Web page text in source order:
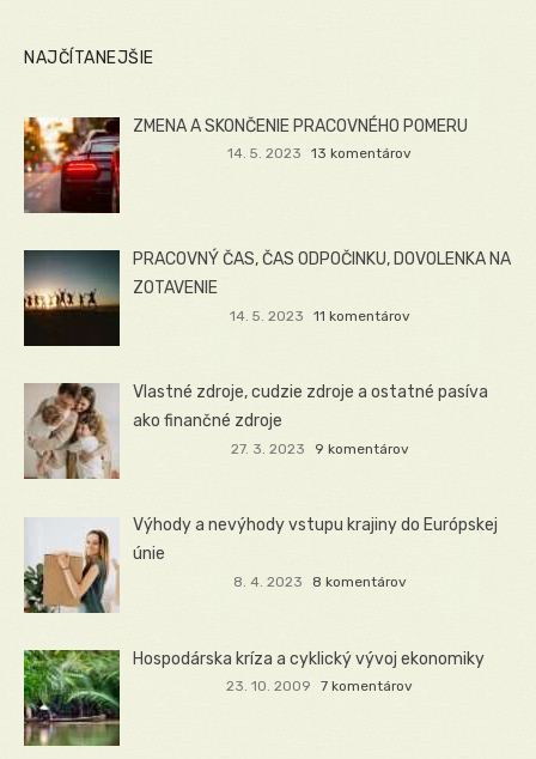
NAJČÍTANEJŠIE
ZMENA A SKONČENIE PRACOVNÉHO POMERU
14. 5. 2023 13 komentárov
PRACOVNÝ ČAS, ČAS ODPOČINKU, DOVOLENKA NA
ZOTAVENIE
14. 5. 2023 11 komentárov
Vlastné zdroje, cudzie zdroje a ostatné pasíva
ako finančné zdroje
27. 3. 2023 9 komentárov
Výhody a nevýhody vstupu krajiny do Európskej
únie
8. 4. 2023 8 komentárov
Hospodárska kríza a cyklický vývoj ekonomiky
23. 10. 2009 7 komentárov